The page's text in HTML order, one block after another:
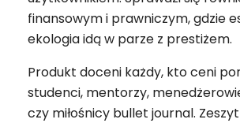
finansowym i prawniczym, gdzie
ekologia idą w parze z prestiżem.
Produkt doceni każdy, kto ceni
studenci, mentorzy,
czy miłośnicy bullet journal.